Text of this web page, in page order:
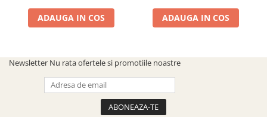
ADAUGA IN COS ADAUGA IN COS
Newsletter Nu rata ofertele si promotiile noastre